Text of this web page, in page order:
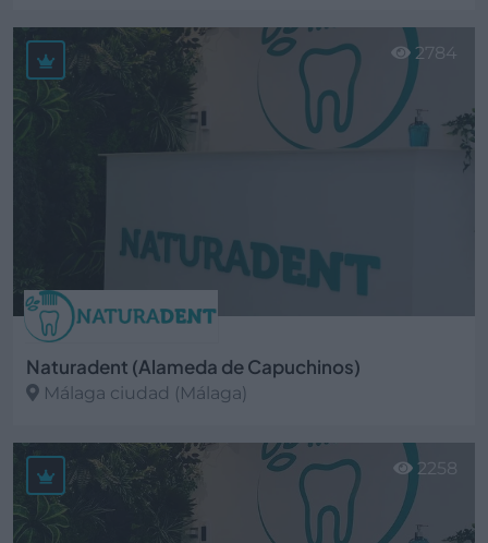
Naturadent (Alameda de Capuchinos)
Málaga ciudad (Málaga)
2784
2258